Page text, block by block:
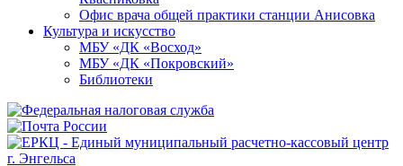
Офис врача общей практики станции Анисовка
Культура и искусство
МБУ «ДК «Восход»
МБУ «ДК «Покровский»
Библиотеки